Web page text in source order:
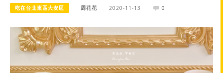
吃在台北東區大安區 周花花 2020-11-13 0